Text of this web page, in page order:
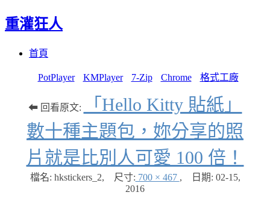
重灌狂人
首頁
PotPlayer KMPlayer 7-Zip Chrome 格式工廠
⬅ 回看原文:
「Hello Kitty 貼紙」
數十種主題包，妳分享的照
片就是比別人可愛 100 倍！
檔名: hkstickers_2, 尺寸: 700 × 467 , 日期: 02-15,
2016